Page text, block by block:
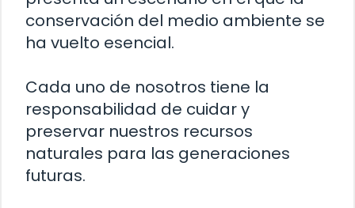
conservación del medio ambiente se
ha vuelto esencial.
Cada uno de nosotros tiene la
responsabilidad de cuidar y
preservar nuestros recursos
naturales para las generaciones
futuras.